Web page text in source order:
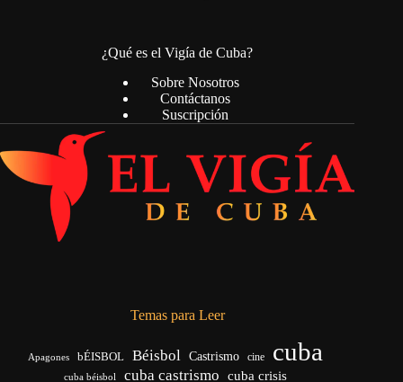
¿Qué es el Vigía de Cuba?
Sobre Nosotros
Contáctanos
Suscripción
Temas para Leer
Apagones bÉISBOL Béisbol Castrismo cine cuba
cuba béisbol cuba castrismo cuba crisis